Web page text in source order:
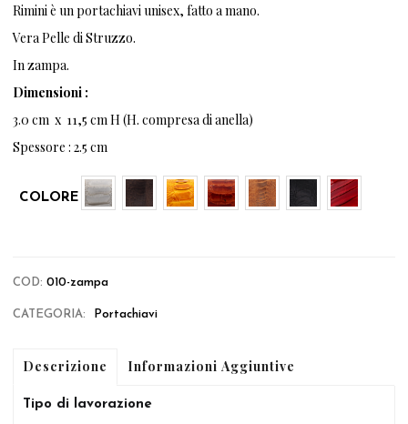
Rimini è un portachiavi unisex, fatto a mano.
Vera Pelle di Struzzo.
In zampa.
Dimensioni :
3.0 cm x 11,5 cm H (H. compresa di anella)
Spessore : 2.5 cm
COLORE
COD:010-zampa
CATEGORIA: Portachiavi
Descrizione Informazioni Aggiuntive
Tipo di lavorazione